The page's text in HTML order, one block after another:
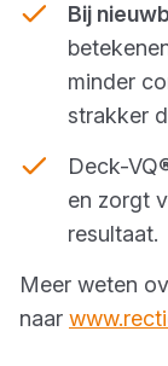
Bij
minder
strakker
Deck-
en zorgt
resultaat.
Meer weten
naar